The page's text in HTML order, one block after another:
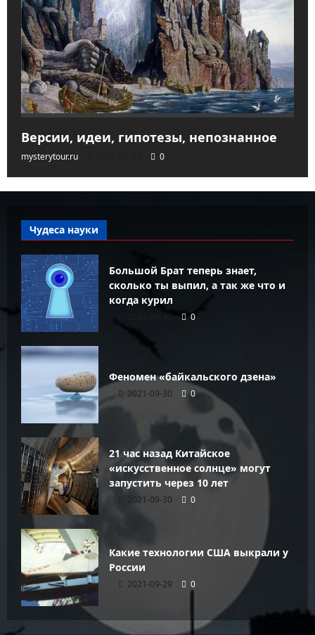
Версии, идеи, гипотезы, непознанное
mysterytour.ru 0
Чудеса науки
Большой Брат теперь знает,
сколько ты выпил, а так же что и
когда курил
2021-09-30 0
Феномен «байкальского дзена»
2021-09-30 0
21 час назад Китайское
«искусственное солнце» могут
запустить через 10 лет
2021-09-30 0
Какие технологии США выкрали у
России
2021-09-29 0